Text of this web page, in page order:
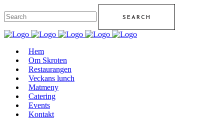
Hem
Om Skroten
Restaurangen
Veckans lunch
Matmeny
Catering
Events
Kontakt